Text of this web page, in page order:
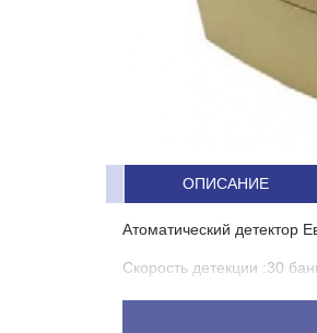
ОПИСАНИЕ
Атоматический детектор
Скорость детекции :30
Подача банкноты: в